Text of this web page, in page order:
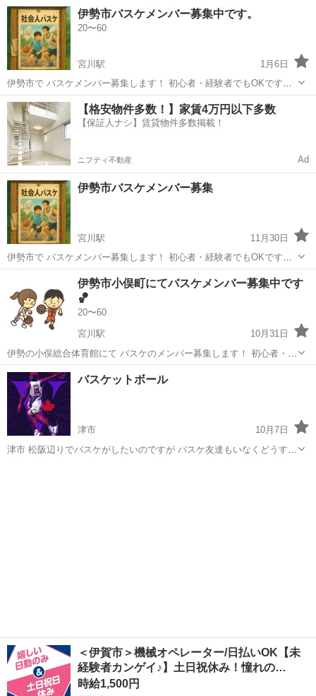
セットとオペレート・ダンボールシートをベルトに乗せる・印刷の版
を替える【取扱製品情報】ダンボ...
三重 伊賀市 工場
伊勢市バスケメンバー募集中です。
20〜60
宮川駅
1月6日
伊勢市で バスケメンバー募集します！ 初心者・経験者でもOKです。
最低限のマナーは守って下さい！ ガチガチではないので身体を動かす
目的でも大丈夫です！ 1月の日程ですが、 小俣総合体育館にて 19日
(月) 26日(月...
三重 伊勢市 宮川駅 バスケットボール バスケ
【格安物件多数！】家賃4万円以下多数
【保証人ナシ】賃貸物件多数掲載！
ニフティ不動産 Ad
伊勢市バスケメンバー募集
宮川駅
11月30日
伊勢市で バスケメンバー募集します！ 初心者・経験者でもOKです。
最低限のマナーは守って下さい！ ガチガチではないので身体を動かす
目的でも大丈夫です！ 12月の日程ですが、 小俣総合体育館にて 1日
(月) 8日(月)...
宮川駅 バスケットボール バスケ
伊勢市小俣町にてバスケメンバー募集中です
🏀
20〜60
宮川駅
10月31日
伊勢の小俣総合体育館にて バスケのメンバー募集します！ 初心者・経
験者でもOKです。 最低限のマナーは守って下さい！ 少しずつですが
メンバーも集まりつつあります！ 11月の日程ですが、 3日（月） 24日
（月） 全日2...
三重 伊勢市 バスケットボール
バスケットボール
津市
10月7日
津市 松阪辺りでバスケがしたいのですが バスケ友達もいなくどうすれ
＜伊賀市＞機械オペレーター/日払いOK【未
経験者カンゲイ♪】土日祝休み！憧れの…
時給1,500円